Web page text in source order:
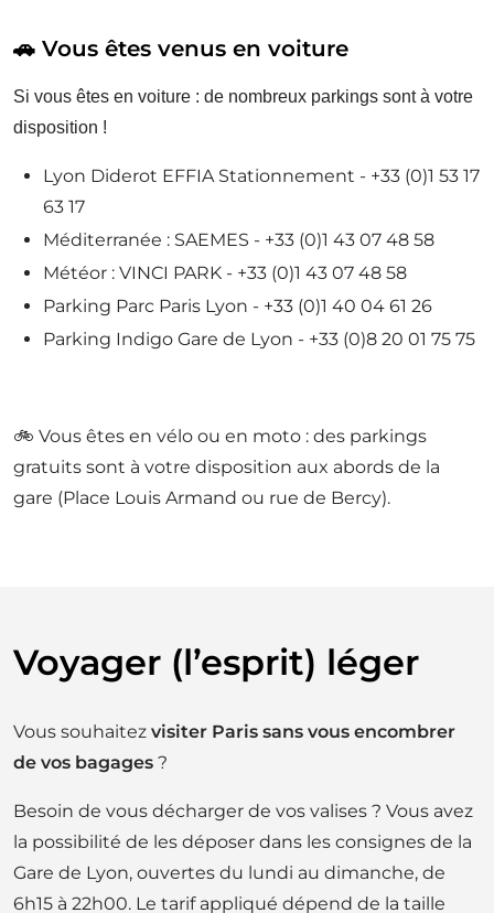
🚗 Vous êtes venus en voiture
Si vous êtes en voiture : de nombreux parkings sont à votre
disposition !
Lyon Diderot EFFIA Stationnement - +33 (0)1 53 17
63 17
Méditerranée : SAEMES - +33 (0)1 43 07 48 58
Météor : VINCI PARK - +33 (0)1 43 07 48 58
Parking Parc Paris Lyon - +33 (0)1 40 04 61 26
Parking Indigo Gare de Lyon - +33 (0)8 20 01 75 75
🚲 Vous êtes en vélo ou en moto : des parkings
gratuits sont à votre disposition aux abords de la
gare (Place Louis Armand ou rue de Bercy).
Voyager (l’esprit) léger
Vous souhaitez visiter Paris sans vous encombrer
de vos bagages ?
Besoin de vous décharger de vos valises ? Vous avez
la possibilité de les déposer dans les consignes de la
Gare de Lyon, ouvertes du lundi au dimanche, de
6h15 à 22h00. Le tarif appliqué dépend de la taille